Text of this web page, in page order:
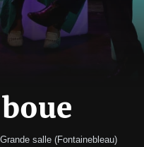
salle (Fontainebleau)